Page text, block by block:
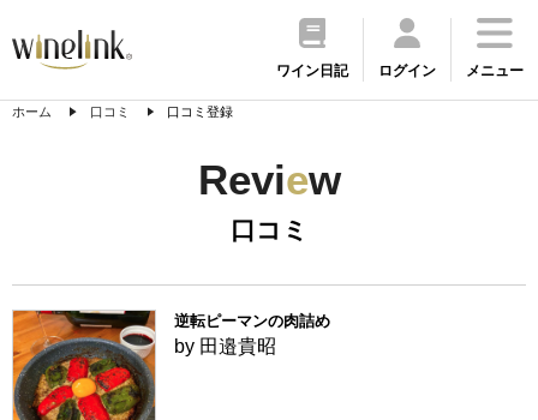
ワイン日記 ログイン メニュー
ホーム 口コミ 口コミ登録
Review
口コミ
逆転ピーマンの肉詰め
by 田邉貴昭